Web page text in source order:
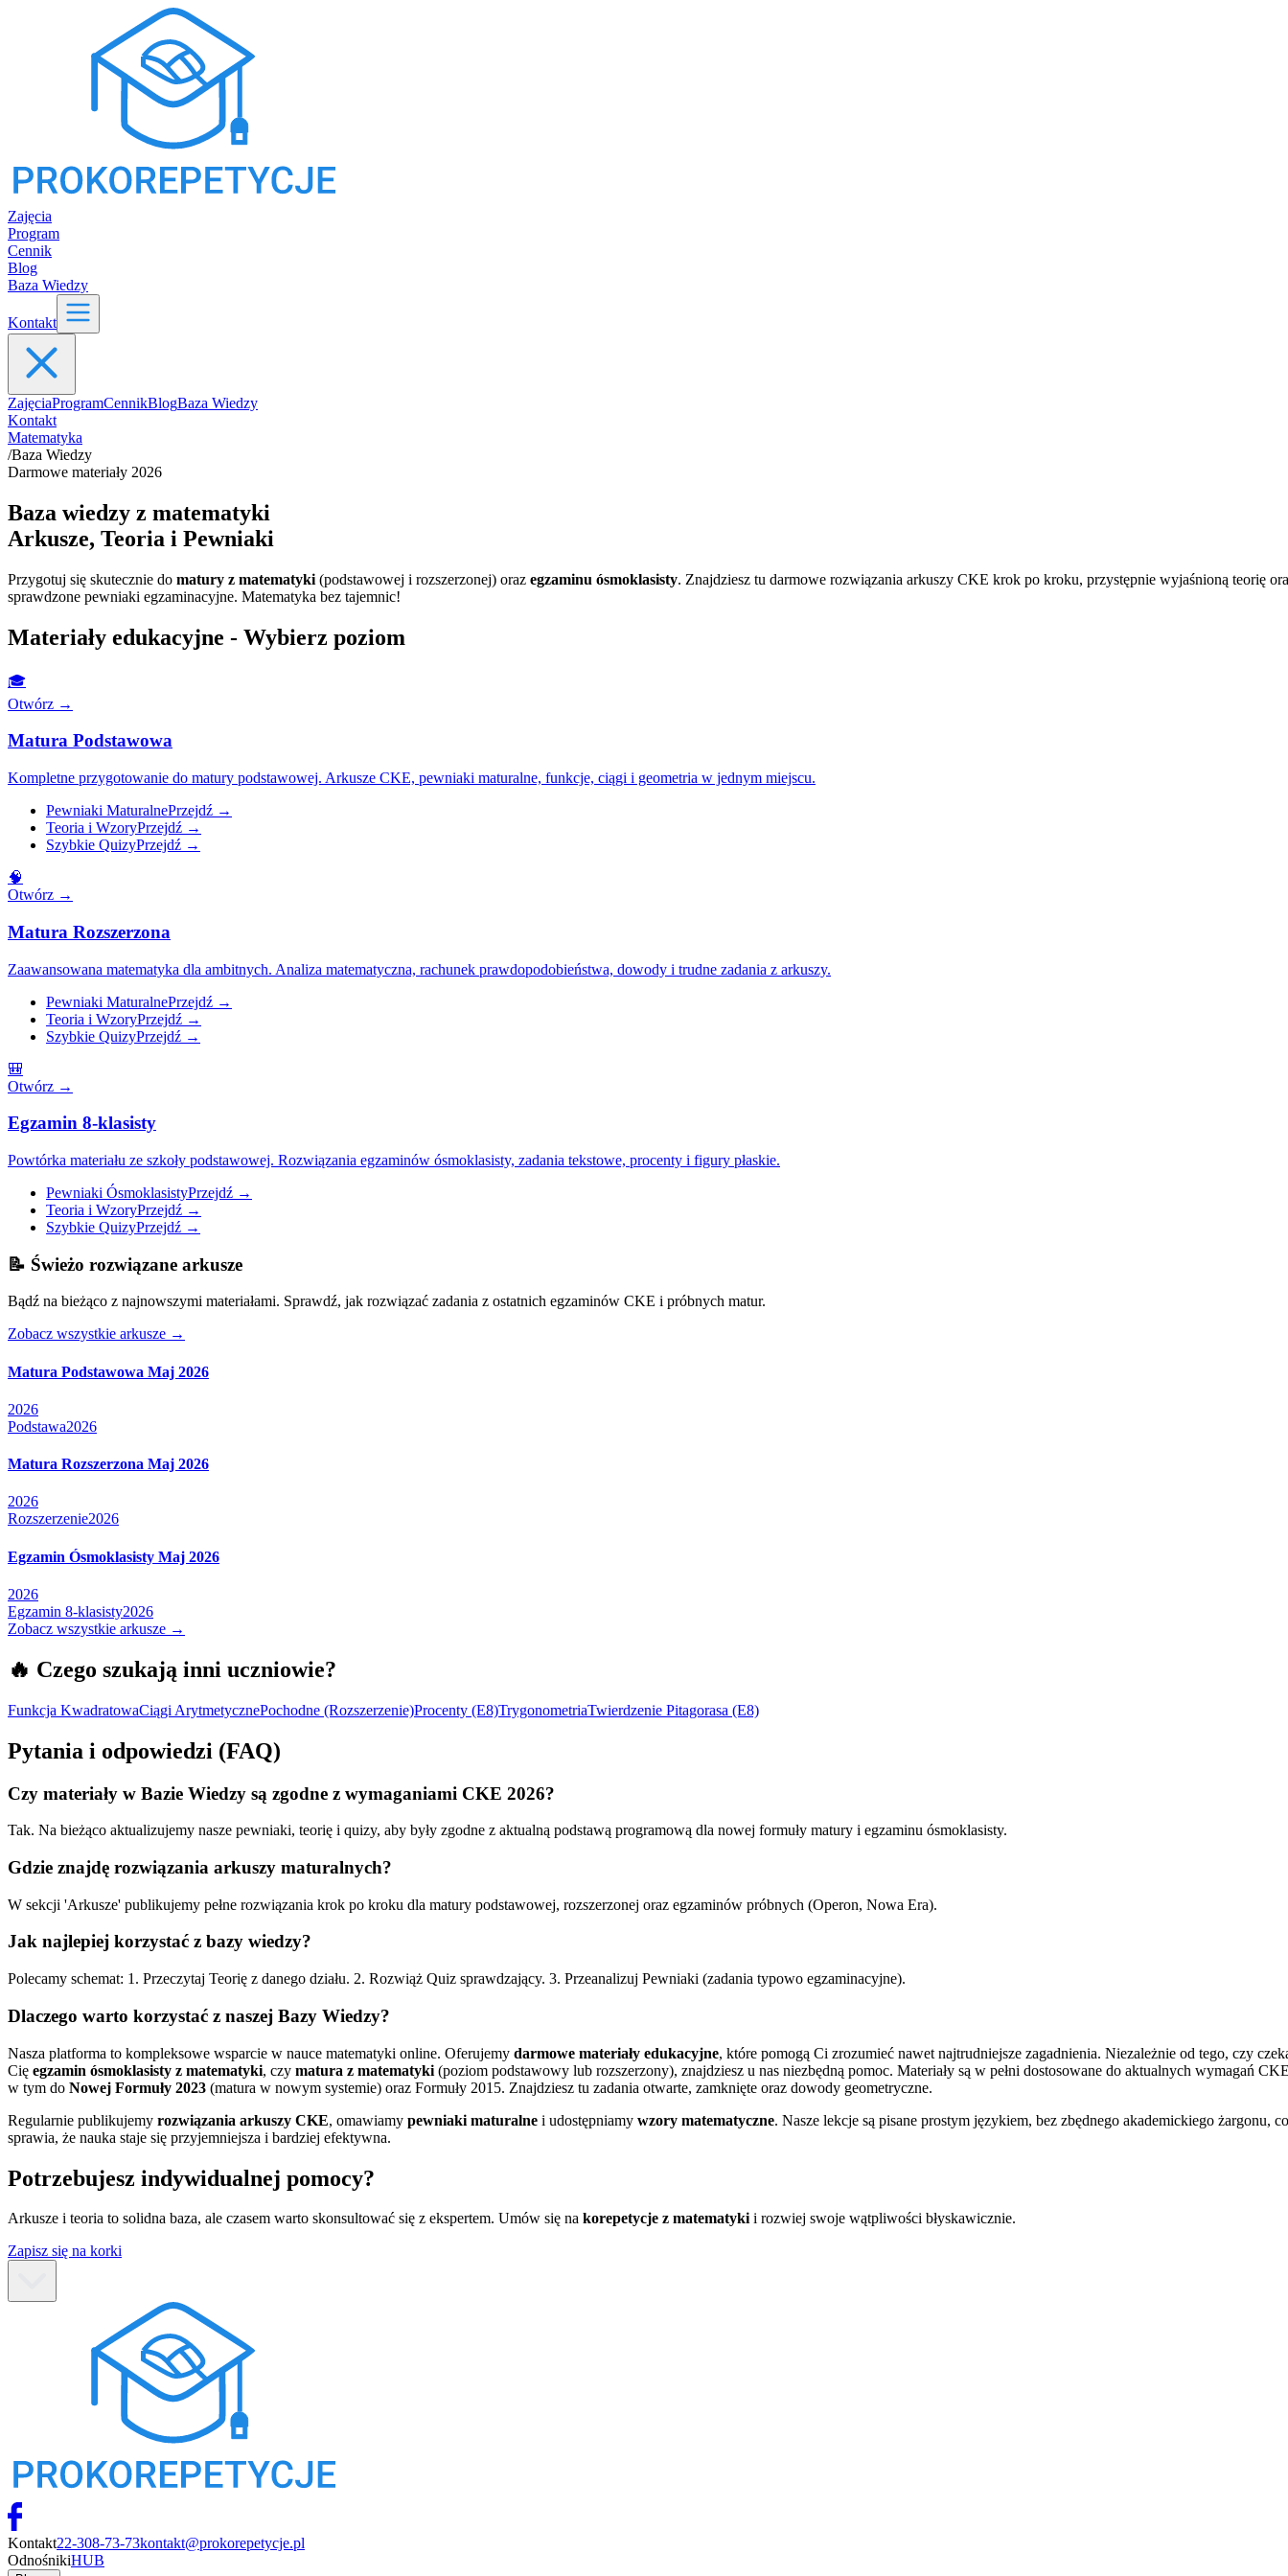
Zajęcia
Program
Cennik
Blog
Baza Wiedzy
Kontakt
ZajęciaProgramCennikBlogBaza Wiedzy
Kontakt
Matematyka
/Baza Wiedzy
Darmowe materiały 2026
Baza wiedzy z matematyki
Arkusze, Teoria i Pewniaki
Przygotuj się skutecznie do matury z matematyki (podstawowej i rozszerzonej) oraz egzaminu ósmoklasisty. Znajdziesz tu darmowe rozwiązania arkuszy CKE krok po kroku, przystępnie wyjaśnioną teorię
sprawdzone pewniaki egzaminacyjne. Matematyka bez tajemnic!
Materiały edukacyjne - Wybierz poziom
🎓
Otwórz →
Matura Podstawowa
Kompletne przygotowanie do matury podstawowej. Arkusze CKE, pewniaki maturalne, funkcje, ciągi i geometria w jednym miejscu.
Pewniaki MaturalnePrzejdź →
Teoria i WzoryPrzejdź →
Szybkie QuizyPrzejdź →
🧠
Otwórz →
Matura Rozszerzona
Zaawansowana matematyka dla ambitnych. Analiza matematyczna, rachunek prawdopodobieństwa, dowody i trudne zadania z arkuszy.
Pewniaki MaturalnePrzejdź →
Teoria i WzoryPrzejdź →
Szybkie QuizyPrzejdź →
🎒
Otwórz →
Egzamin 8-klasisty
Powtórka materiału ze szkoły podstawowej. Rozwiązania egzaminów ósmoklasisty, zadania tekstowe, procenty i figury płaskie.
Pewniaki ÓsmoklasistyPrzejdź →
Teoria i WzoryPrzejdź →
Szybkie QuizyPrzejdź →
📝 Świeżo rozwiązane arkusze
Bądź na bieżąco z najnowszymi materiałami. Sprawdź, jak rozwiązać zadania z ostatnich egzaminów CKE i próbnych matur.
Zobacz wszystkie arkusze →
Matura Podstawowa Maj 2026
2026
Podstawa2026
Matura Rozszerzona Maj 2026
2026
Rozszerzenie2026
Egzamin Ósmoklasisty Maj 2026
2026
Egzamin 8-klasisty2026
Zobacz wszystkie arkusze →
🔥 Czego szukają inni uczniowie?
Funkcja KwadratowaCiągi ArytmetycznePochodne (Rozszerzenie)Procenty (E8)TrygonometriaTwierdzenie Pitagorasa (E8)
Pytania i odpowiedzi (FAQ)
Czy materiały w Bazie Wiedzy są zgodne z wymaganiami CKE 2026?
Tak. Na bieżąco aktualizujemy nasze pewniaki, teorię i quizy, aby były zgodne z aktualną podstawą programową dla nowej formuły matury i egzaminu ósmoklasisty.
Gdzie znajdę rozwiązania arkuszy maturalnych?
W sekcji 'Arkusze' publikujemy pełne rozwiązania krok po kroku dla matury podstawowej, rozszerzonej oraz egzaminów próbnych (Operon, Nowa Era).
Jak najlepiej korzystać z bazy wiedzy?
Polecamy schemat: 1. Przeczytaj Teorię z danego działu. 2. Rozwiąż Quiz sprawdzający. 3. Przeanalizuj Pewniaki (zadania typowo egzaminacyjne).
Dlaczego warto korzystać z naszej Bazy Wiedzy?
Nasza platforma to kompleksowe wsparcie w nauce matematyki online. Oferujemy darmowe materiały edukacyjne, które pomogą Ci zrozumieć nawet najtrudniejsze zagadnienia. Niezależnie od tego, czy
Cię egzamin ósmoklasisty z matematyki, czy matura z matematyki (poziom podstawowy lub rozszerzony), znajdziesz u nas niezbędną pomoc. Materiały są w pełni dostosowane do aktualnych wymagań
w tym do Nowej Formuły 2023 (matura w nowym systemie) oraz Formuły 2015. Znajdziesz tu zadania otwarte, zamknięte oraz dowody geometryczne.
Regularnie publikujemy rozwiązania arkuszy CKE, omawiamy pewniaki maturalne i udostępniamy wzory matematyczne. Nasze lekcje są pisane prostym językiem, bez zbędnego akademickiego żargonu, co
sprawia, że nauka staje się przyjemniejsza i bardziej efektywna.
Potrzebujesz indywidualnej pomocy?
Arkusze i teoria to solidna baza, ale czasem warto skonsultować się z ekspertem. Umów się na korepetycje z matematykii rozwiej swoje wątpliwości błyskawicznie.
Zapisz się na korki
Kontakt22-308-73-73kontakt@prokorepetycje.pl
OdnośnikiHUB